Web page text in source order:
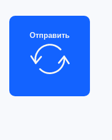
Отправить